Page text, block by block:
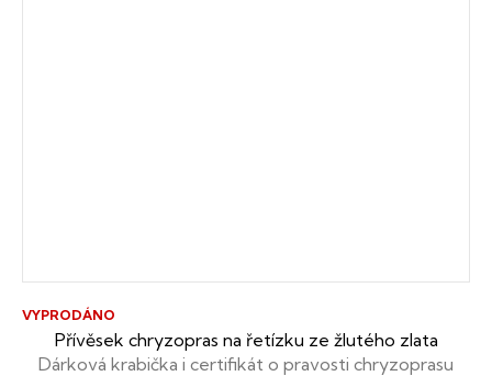
Přívěsek chryzopras na řetízku ze žlutého zlata
Dárková krabička i certifikát o pravosti chryzoprasu
VYPRODÁNO